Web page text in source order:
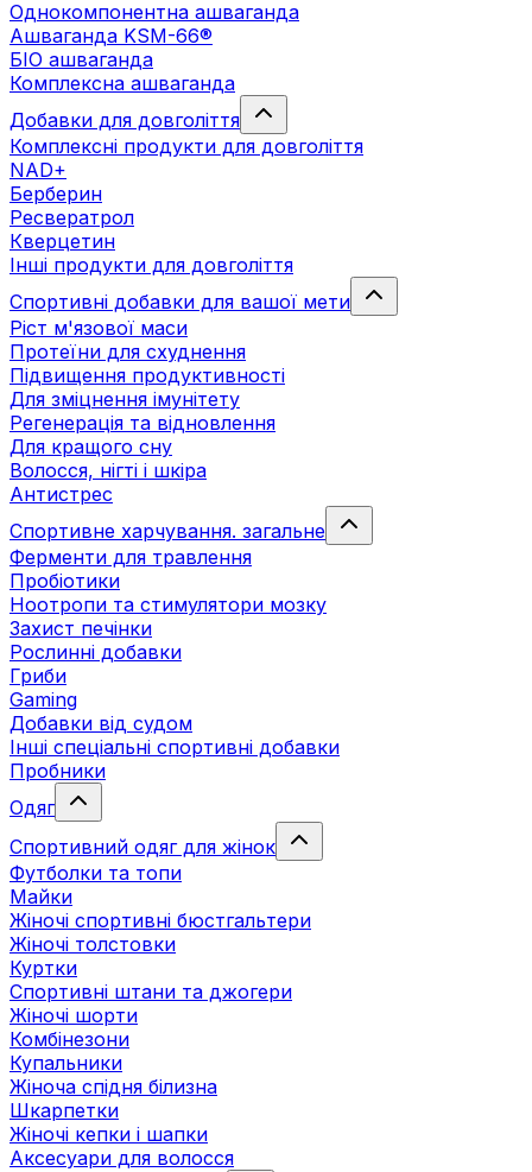
Однокомпонентна ашваганда
Ашваганда KSM-66®
БІО ашваганда
Комплексна ашваганда
Добавки для довголіття
Комплексні продукти для довголіття
NAD+
Берберин
Ресвератрол
Кверцетин
Інші продукти для довголіття
Спортивні добавки для вашої мети
Ріст м'язової маси
Протеїни для схуднення
Підвищення продуктивності
Для зміцнення імунітету
Регенерація та відновлення
Для кращого сну
Волосся, нігті і шкіра
Антистрес
Спортивне харчування. загальне
Ферменти для травлення
Пробіотики
Ноотропи та стимулятори мозку
Захист печінки
Рослинні добавки
Гриби
Gaming
Добавки від судом
Інші спеціальні спортивні добавки
Пробники
Одяг
Спортивний одяг для жінок
Футболки та топи
Майки
Жіночі спортивні бюстгальтери
Жіночі толстовки
Куртки
Спортивні штани та джогери
Жіночі шорти
Комбінезони
Купальники
Жіноча спідня білизна
Шкарпетки
Жіночі кепки і шапки
Аксесуари для волосся